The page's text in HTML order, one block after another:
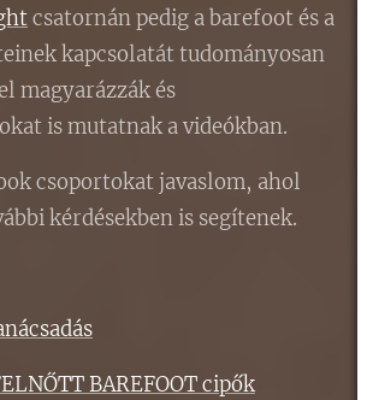
csatornán pedig a barefoot és a
kapcsolatát tudományosan
magyarázzák és
is mutatnak a videókban.
csoportokat javaslom, ahol
kérdésekben is segítenek.
BAREFOOT cipők